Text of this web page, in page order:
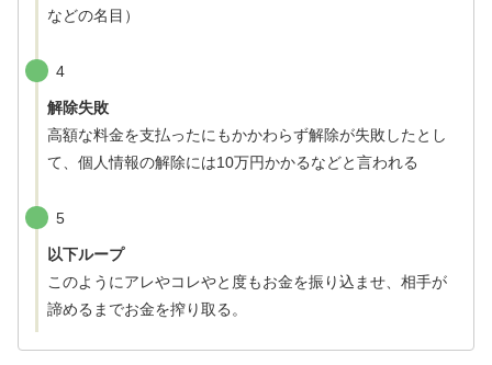
などの名目）
4
解除失敗
高額な料金を支払ったにもかかわらず解除が失敗したとし
て、個人情報の解除には10万円かかるなどと言われる
5
以下ループ
このようにアレやコレやと度もお金を振り込ませ、相手が
諦めるまでお金を搾り取る。